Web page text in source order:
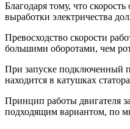
Благодаря тому, что
выработки электричества
Превосходство скорости
большими оборотами, чем
При запуске подключенный
находится в катушках
Принцип работы двигателя
подходящим вариантом, по